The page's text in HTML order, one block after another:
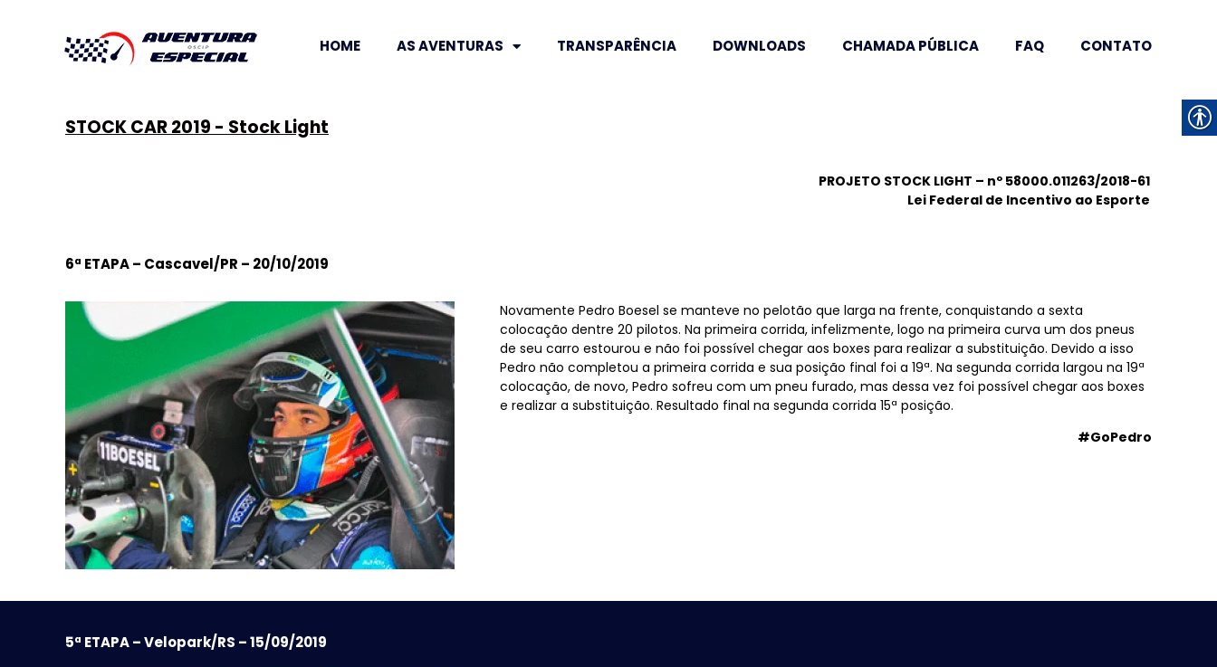
HOME AS AVENTURAS TRANSPARÊNCIA DOWNLOADS CHAMADA PÚBLICA FAQ CONTATO
STOCK CAR 2019 - Stock Light
PROJETO STOCK LIGHT – nº 58000.011263/2018-61
Lei Federal de Incentivo ao Esporte
6ª ETAPA – Cascavel/PR – 20/10/2019
Novamente Pedro Boesel se manteve no pelotão que larga na frente, conquistando a sexta
colocação dentre 20 pilotos. Na primeira corrida, infelizmente, logo na primeira curva um dos pneus
de seu carro estourou e não foi possível chegar aos boxes para realizar a substituição. Devido a isso
Pedro não completou a primeira corrida e sua posição final foi a 19ª. Na segunda corrida largou na 19ª
colocação, de novo, Pedro sofreu com um pneu furado, mas dessa vez foi possível chegar aos boxes
e realizar a substituição. Resultado final na segunda corrida 15ª posição.
#GoPedro
5ª ETAPA – Velopark/RS – 15/09/2019